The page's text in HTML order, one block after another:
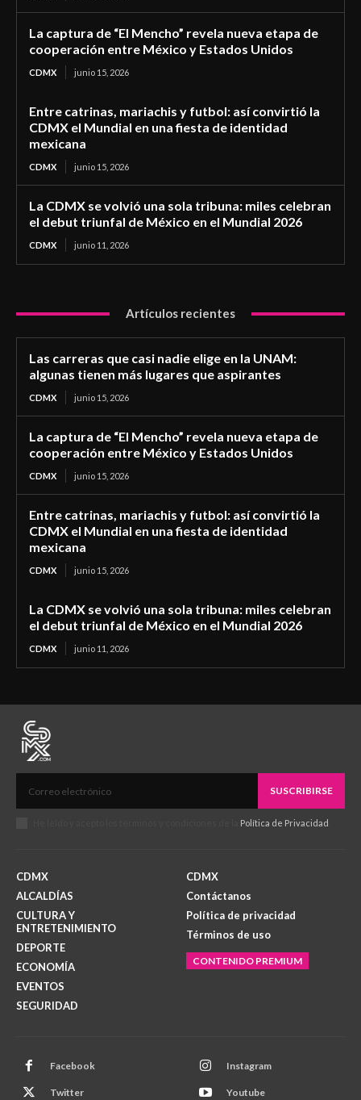
La captura de “El Mencho” revela nueva etapa de
cooperación entre México y Estados Unidos
CDMX junio 15, 2026
Entre catrinas, mariachis y futbol: así convirtió la
CDMX el Mundial en una fiesta de identidad
mexicana
CDMX junio 15, 2026
La CDMX se volvió una sola tribuna: miles celebran
el debut triunfal de México en el Mundial 2026
CDMX junio 11, 2026
Artículos recientes
Las carreras que casi nadie elige en la UNAM:
algunas tienen más lugares que aspirantes
CDMX junio 15, 2026
La captura de “El Mencho” revela nueva etapa de
cooperación entre México y Estados Unidos
CDMX junio 15, 2026
Entre catrinas, mariachis y futbol: así convirtió la
CDMX el Mundial en una fiesta de identidad
mexicana
CDMX junio 15, 2026
La CDMX se volvió una sola tribuna: miles celebran
el debut triunfal de México en el Mundial 2026
CDMX junio 11, 2026
SUSCRIBIRSE
Política de Privacidad
CDMX
ALCALDÍAS
CULTURA Y
ENTRETENIMIENTO
DEPORTE
ECONOMÍA
EVENTOS
SEGURIDAD
CDMX
Contáctanos
Política de privacidad
Términos de uso
CONTENIDO PREMIUM
Facebook Instagram
Twitter Youtube